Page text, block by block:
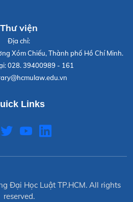
Thư viện
Địa chỉ:
Xóm Chiếu, Thành phố Hồ Chí Minh.
028. 39400989 - 161
Links
Đại Học Luật TP.HCM. All rights
reserved.